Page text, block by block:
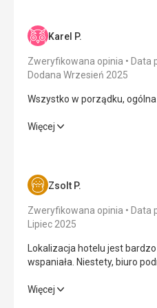
Karel P.
Zweryfikowana opinia
Data
Dodana Wrzesień 2025
Wszystko w porządku,
Wszystko w porządku, ogólna
Zakwaterowanie
Okolica
Cena
Więcej
Zsolt P.
Zweryfikowana opinia Data
Lipiec 2025
Lokalizacja hotelu jest
wspaniała. Niestety, biuro
pobyt w tym hotelu. Czystość
Lokalizacja hotelu jest bardzo
Więcej